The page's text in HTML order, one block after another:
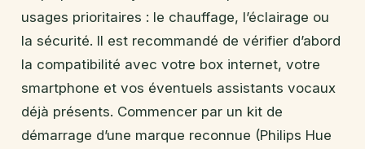
usages prioritaires : le chauffage, l’éclairage ou
la sécurité. Il est recommandé de vérifier d’abord
la compatibilité avec votre box internet, votre
smartphone et vos éventuels assistants vocaux
déjà présents. Commencer par un kit de
démarrage d’une marque reconnue (Philips Hue